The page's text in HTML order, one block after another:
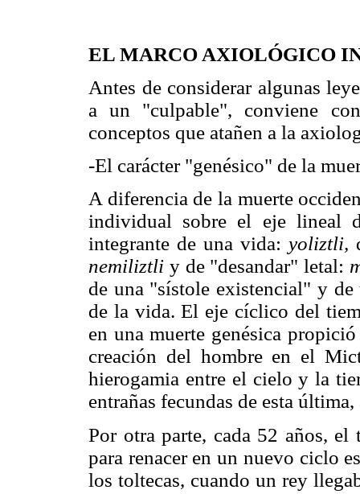
EL MARCO AXIOLÓGICO
Antes de considerar algunas
a un "culpable", conviene
conceptos que atañen a la
-El carácter "genésico" de la
A diferencia de la muerte
individual sobre el eje lineal
integrante de una vida:yoliztli,
nemiliztli y de "desandar" letal:
de una "sístole existencial" y
de la vida. El eje cíclico del
en una muerte genésica
creación del hombre en el
hierogamia entre el cielo y la
entrañas fecundas de esta
Por otra parte, cada 52 años,
para renacer en un nuevo ciclo
los toltecas, cuando un rey